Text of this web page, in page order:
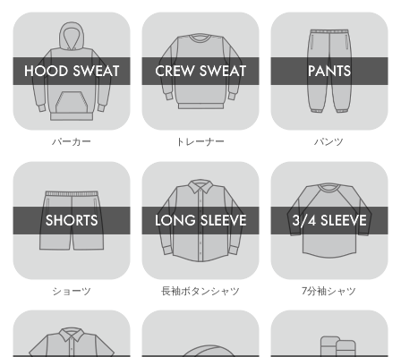
パーカー トレーナー パンツ
ショーツ 長袖ボタンシャツ 7分袖シャツ